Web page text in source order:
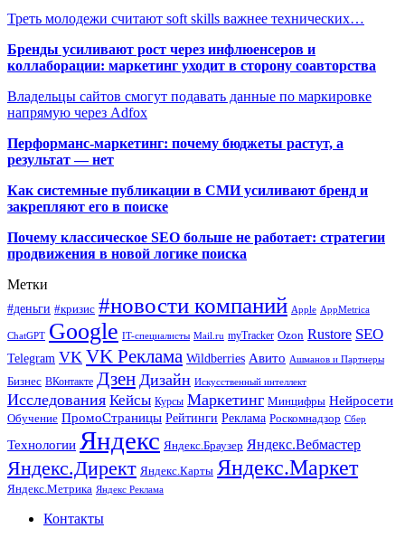
Треть молодежи считают soft skills важнее технических…
Бренды усиливают рост через инфлюенсеров и
коллаборации: маркетинг уходит в сторону соавторства
Владельцы сайтов смогут подавать данные по маркировке
напрямую через Adfox
Перформанс-маркетинг: почему бюджеты растут, а
результат — нет
Как системные публикации в СМИ усиливают бренд и
закрепляют его в поиске
Почему классическое SEO больше не работает: стратегии
продвижения в новой логике поиска
Метки
#деньги #кризис #новости компаний Apple AppMetrica
ChatGPT Google IT-специалисты Mail.ru myTracker Ozon Rustore SEO
Telegram VK VK Реклама Wildberries Авито Ашманов и Партнеры
Бизнес ВКонтакте Дзен Дизайн Искусственный интеллект
Исследования Кейсы Курсы Маркетинг Минцифры Нейросети
Обучение ПромоСтраницы Рейтинги Реклама Роскомнадзор Сбер
Технологии Яндекс Яндекс.Браузер Яндекс.Вебмастер
Яндекс.Директ Яндекс.Карты Яндекс.Маркет
Яндекс.Метрика Яндекс Реклама
Контакты